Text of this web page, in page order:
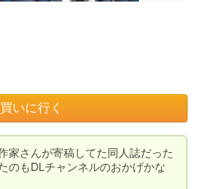
買いに行く
家さんが寄稿してた同人誌だった
のもDLチャンネルのおかげかな